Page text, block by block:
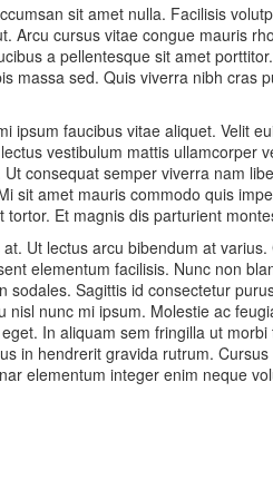
sit amet nulla. Facilisis
Arcu cursus vitae congue mauris
a pellentesque sit amet
massa sed. Quis viverra nibh cras
ipsum faucibus vitae aliquet. Velit
vestibulum mattis ullamcorper
consequat semper viverra nam
sit amet mauris commodo quis
Et magnis dis parturient
Ut lectus arcu bibendum at
elementum facilisis. Nunc non
Sagittis id consectetur
nunc mi ipsum. Molestie ac
In aliquam sem fringilla ut
in hendrerit gravida rutrum.
elementum integer enim neque